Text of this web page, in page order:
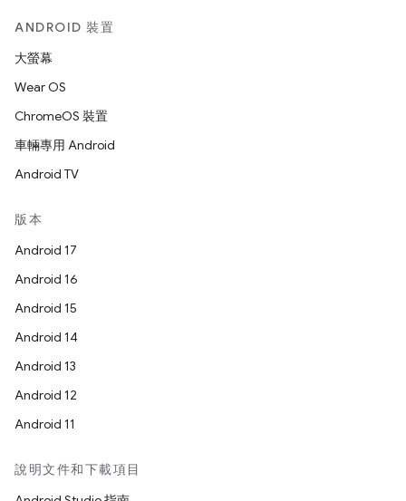
ANDROID 裝置
大螢幕
Wear OS
ChromeOS 裝置
車輛專用 Android
Android TV
版本
Android 17
Android 16
Android 15
Android 14
Android 13
Android 12
Android 11
說明文件和下載項目